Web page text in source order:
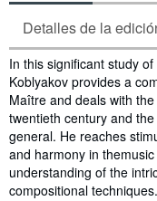
Detalles de la
Sinopsis
In this significant study
Koblyakov provides a
Maître and deals with
twentieth century and
general. He reaches
and harmony in
understanding of the
compositional techniques.